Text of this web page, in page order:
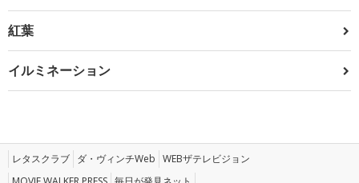
紅葉
イルミネーション
レタスクラブ ダ・ヴィンチWeb WEBザテレビジョン